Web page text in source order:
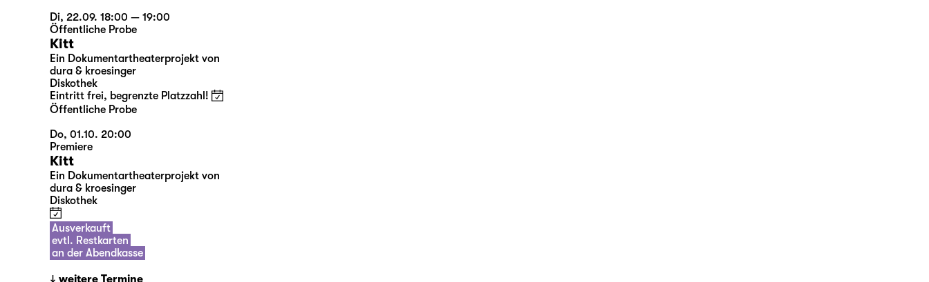
Di, 22.09. 18:00 — 19:00
Öffentliche Probe
Kitt
Ein Dokumentartheaterprojekt von
dura & kroesinger
Diskothek
Eintritt frei, begrenzte Platzzahl!
Öffentliche Probe
Do, 01.10. 20:00
Premiere
Kitt
Ein Dokumentartheaterprojekt von
dura & kroesinger
Diskothek
Ausverkauft
evtl. Restkarten
an der Abendkasse
weitere Termine